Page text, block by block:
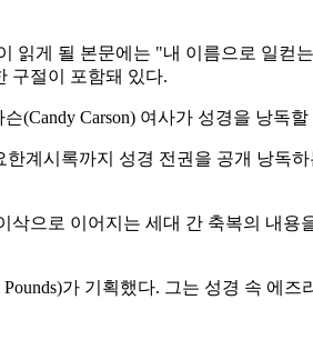
게 될 본문에는 "내 이름으로 일컫
구절이 포함돼 있다.
(Candy Carson) 여사가 성경을 낭독
계시록까지 성경 전권을 공개 낭독
으로 이어지는 세대 간 축복의 내
가 기획했다. 그는 성경 속 에